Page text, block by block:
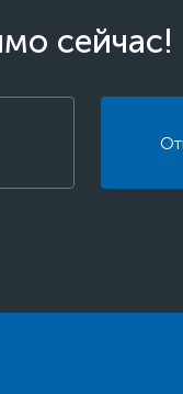
сейчас!